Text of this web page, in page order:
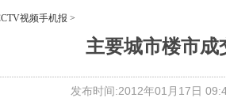
视频手机报 >
主要城市楼市成
发布时间:2012年01月17日